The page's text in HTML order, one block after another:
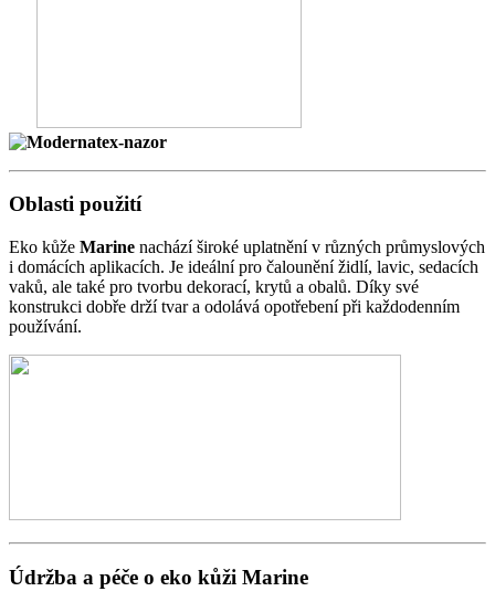
Oblasti použití
Eko kůže Marine nachází široké uplatnění v různých průmyslových
i domácích aplikacích. Je ideální pro čalounění židlí, lavic, sedacích
vaků, ale také pro tvorbu dekorací, krytů a obalů. Díky své
konstrukci dobře drží tvar a odolává opotřebení při každodenním
používání.
Údržba a péče o eko kůži Marine